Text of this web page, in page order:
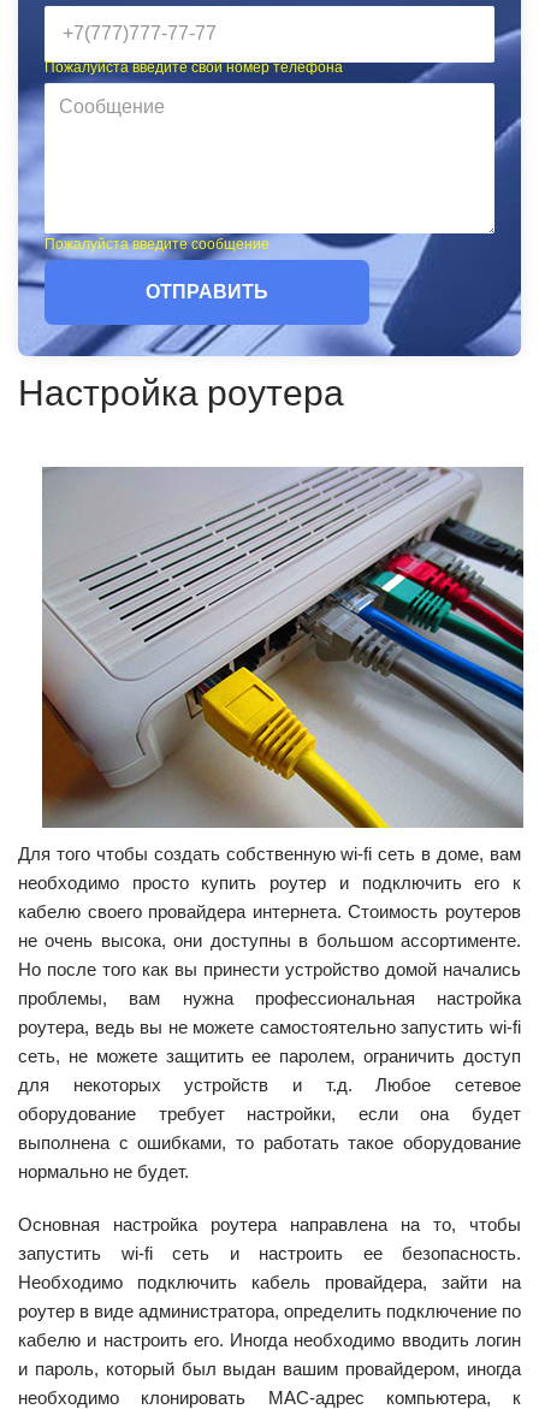
Пожалуйста введите свой номер телефона
Пожалуйста введите сообщение
ОТПРАВИТЬ
Настройка роутера
Для того чтобы создать собственную wi-fi сеть в доме, вам
необходимо просто купить роутер и подключить его к
кабелю своего провайдера интернета. Стоимость роутеров
не очень высока, они доступны в большом ассортименте.
Но после того как вы принести устройство домой начались
проблемы, вам нужна профессиональная настройка
роутера, ведь вы не можете самостоятельно запустить wi-fi
сеть, не можете защитить ее паролем, ограничить доступ
для некоторых устройств и т.д. Любое сетевое
оборудование требует настройки, если она будет
выполнена с ошибками, то работать такое оборудование
нормально не будет.
Основная настройка роутера направлена на то, чтобы
запустить wi-fi сеть и настроить ее безопасность.
Необходимо подключить кабель провайдера, зайти на
роутер в виде администратора, определить подключение по
кабелю и настроить его. Иногда необходимо вводить логин
и пароль, который был выдан вашим провайдером, иногда
необходимо клонировать MAC-адрес компьютера, к